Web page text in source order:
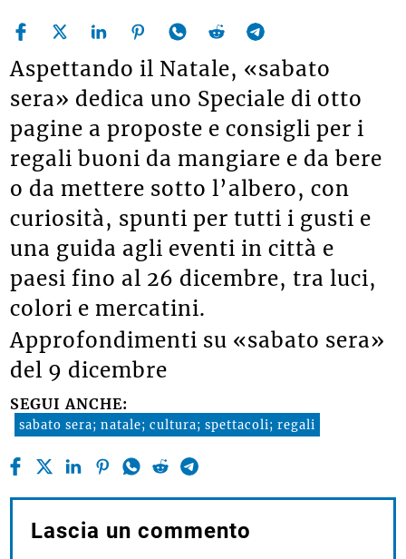
Aspettando il Natale, «sabato
sera» dedica uno Speciale di otto
pagine a proposte e consigli per i
regali buoni da mangiare e da bere
o da mettere sotto l’albero, con
curiosità, spunti per tutti i gusti e
una guida agli eventi in città e
paesi fino al 26 dicembre, tra luci,
colori e mercatini.
Approfondimenti su «sabato sera»
del 9 dicembre
SEGUI ANCHE:
sabato sera; natale; cultura; spettacoli; regali
Lascia un commento